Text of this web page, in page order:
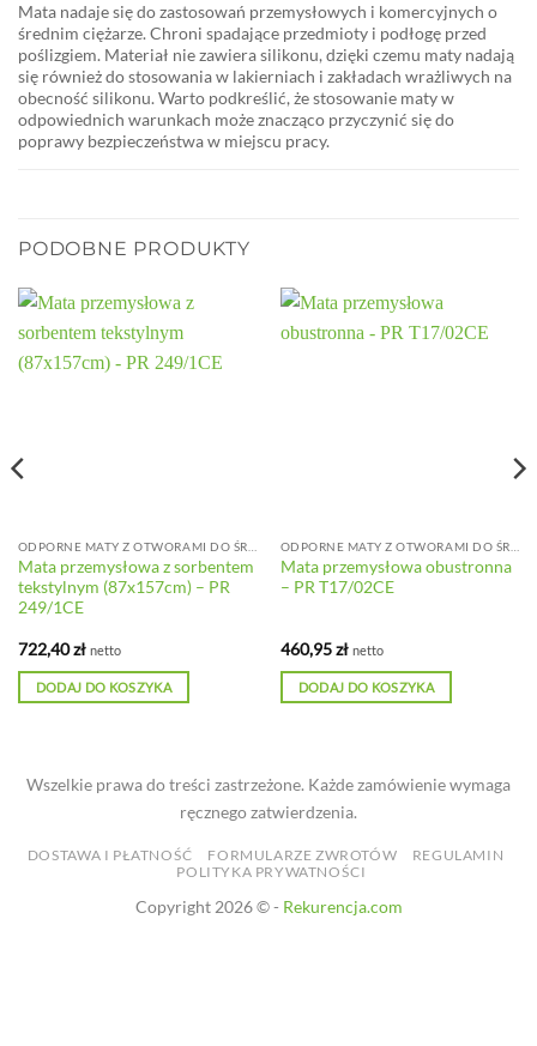
Mata nadaje się do zastosowań przemysłowych i komercyjnych o
średnim ciężarze. Chroni spadające przedmioty i podłogę przed
poślizgiem. Materiał nie zawiera silikonu, dzięki czemu maty nadają
się również do stosowania w lakierniach i zakładach wrażliwych na
obecność silikonu. Warto podkreślić, że stosowanie maty w
odpowiednich warunkach może znacząco przyczynić się do
poprawy bezpieczeństwa w miejscu pracy.
PODOBNE PRODUKTY
Mata przemysłowa z sorbentem
tekstylnym (87x157cm) – PR
249/1CE
722,40zł netto
DODAJ DO KOSZYKA
Mata przemysłowa obustronna
– PR T17/02CE
460,95zł netto
DODAJ DO KOSZYKA
Wszelkie prawa do treści zastrzeżone. Każde zamówienie wymaga
ręcznego zatwierdzenia.
DOSTAWA I PŁATNOŚĆ FORMULARZE ZWROTÓW
REGULAMIN
POLITYKA PRYWATNOŚCI
Copyright 2026 © - Rekurencja.com